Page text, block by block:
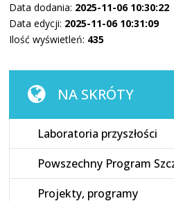
Data dodania: 2025-11-06 10:30:22
Data edycji: 2025-11-06 10:31:09
Ilość wyświetleń: 435
NA SKRÓTY
Laboratoria przyszłości
Powszechny Program
Projekty, programy